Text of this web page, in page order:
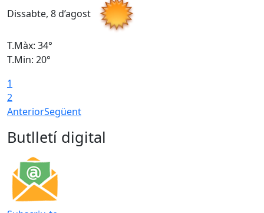
Dissabte, 8 d’agost
T.Màx: 34°
T.Min: 20°
1
2
AnteriorSegüent
Butlletí digital